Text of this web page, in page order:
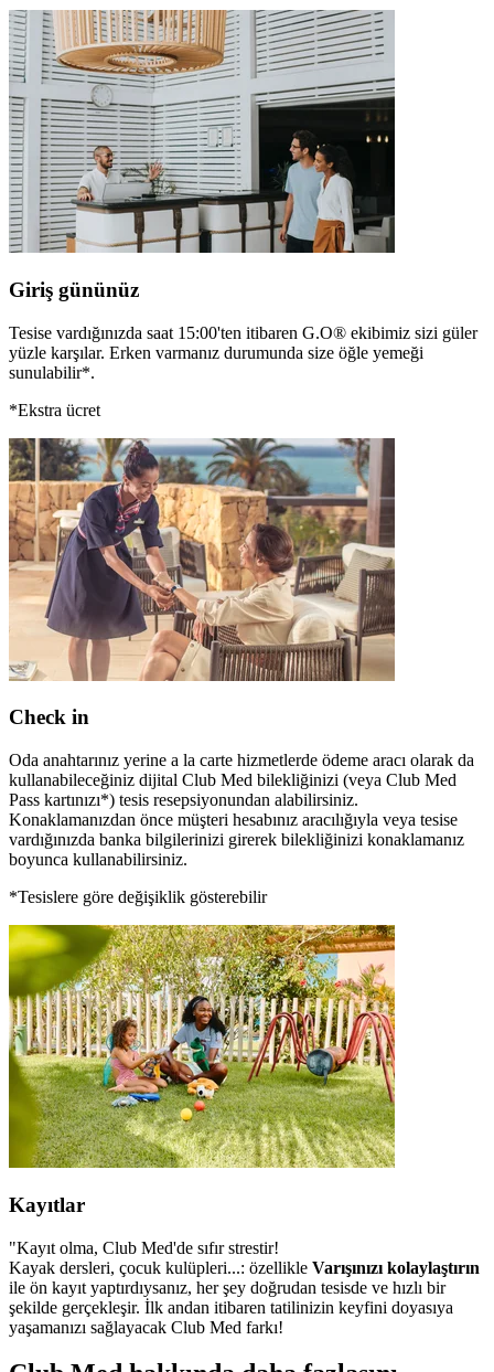
Giriş gününüz
Tesise vardığınızda saat 15:00'ten itibaren G.O® ekibimiz sizi güler
yüzle karşılar. Erken varmanız durumunda size öğle yemeği
sunulabilir*.
*Ekstra ücret
Check in
Oda anahtarınız yerine a la carte hizmetlerde ödeme aracı olarak da
kullanabileceğiniz dijital Club Med bilekliğinizi (veya Club Med
Pass kartınızı*) tesis resepsiyonundan alabilirsiniz.
Konaklamanızdan önce müşteri hesabınız aracılığıyla veya tesise
vardığınızda banka bilgilerinizi girerek bilekliğinizi konaklamanız
boyunca kullanabilirsiniz.
*Tesislere göre değişiklik gösterebilir
Kayıtlar
"Kayıt olma, Club Med'de sıfır strestir!
Kayak dersleri, çocuk kulüpleri...: özellikle Varışınızı kolaylaştırın
ile ön kayıt yaptırdıysanız, her şey doğrudan tesisde ve hızlı bir
şekilde gerçekleşir. İlk andan itibaren tatilinizin keyfini doyasıya
yaşamanızı sağlayacak Club Med farkı!